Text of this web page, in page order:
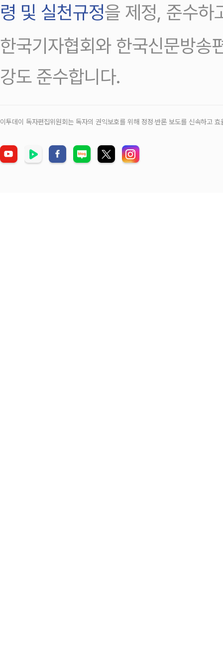
령 및 실천규정을 제정, 준수하
한국기자협회와 한국신문방송
강도 준수합니다.
이투데이 독자편집위원회는 독자의 권익보호를 위해 정정‧반론 보도를 신속하고